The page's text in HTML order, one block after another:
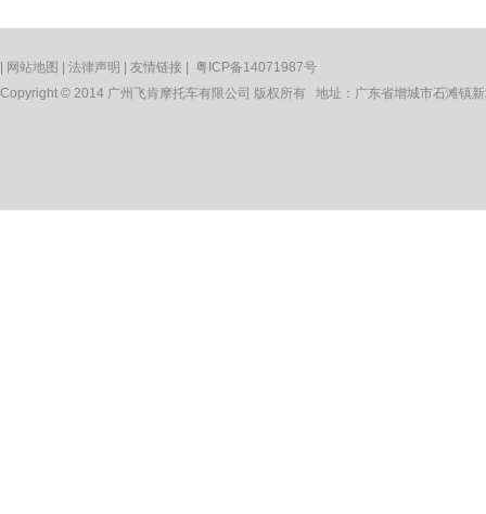
网站地图 法律声明 友情链接
粤ICP备14071987号
Copyright © 2014 广州飞肯摩托车有限公司 版权所有 地址：广东省增城市石滩镇